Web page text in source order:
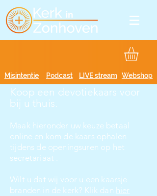
Podcast
Misintentie LIVE stream Webshop
Koop een devotiekaars voor
bij u thuis.
Maak hieronder uw keuze betaal
online en kom de kaars ophalen
tijdens de openingsuren op het
secretariaat .
Wilt u dat wij voor u een kaarsje
branden in de kerk? Klik dan hier